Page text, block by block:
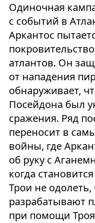
Одиночная
с событий в
Аркантос
атлантов. Он
от нападения
обнаруживает,
Посейдона был
сражения. Ряд
переносит в
войны, где
об руку с
когда
Трои не
разрабатывают
при помощи